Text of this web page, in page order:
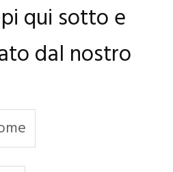
qui sotto e
dal nostro